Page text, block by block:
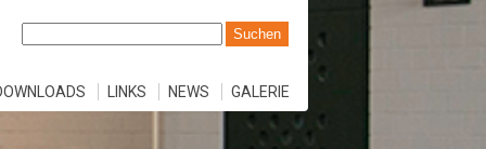
LINKS NEWS GALERIE